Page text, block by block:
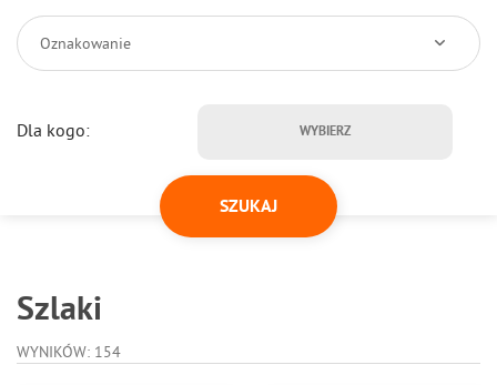
Oznakowanie
Dla kogo: WYBIERZ
Szlaki
WYNIKÓW: 154